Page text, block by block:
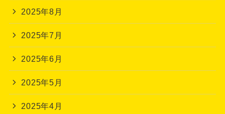
2025年8月
2025年7月
2025年6月
2025年5月
2025年4月